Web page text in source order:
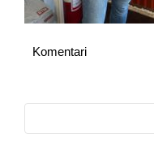
Komentari